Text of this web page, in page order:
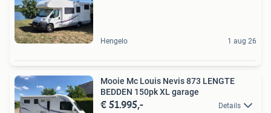
Hengelo 1 aug 26
Mooie Mc Louis Nevis 873 LENGTE
BEDDEN 150pk XL garage
€ 51.995,- Details